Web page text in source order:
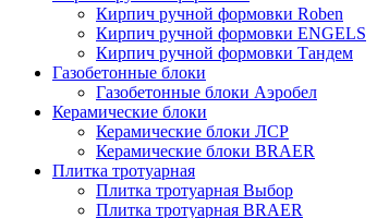
Кирпич ручной формовки Roben
Кирпич ручной формовки ENGELS
Кирпич ручной формовки Тандем
Газобетонные блоки
Газобетонные блоки Аэробел
Керамические блоки
Керамические блоки ЛСР
Керамические блоки BRAER
Плитка тротуарная
Плитка тротуарная Выбор
Плитка тротуарная BRAER